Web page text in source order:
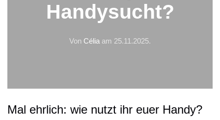
Handysucht?
Von Célia am 25.11.2025.
Mal ehrlich: wie nutzt ihr euer Handy?